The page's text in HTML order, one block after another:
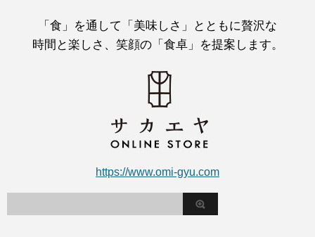
「食」を通して「美味しさ」とともに贅沢な
時間と楽しさ、笑顔の「食卓」を提案します。
https://www.omi-gyu.com